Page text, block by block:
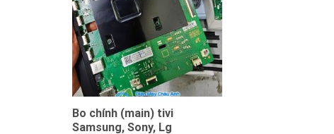
Bo chính (main) tivi
Samsung, Sony, Lg